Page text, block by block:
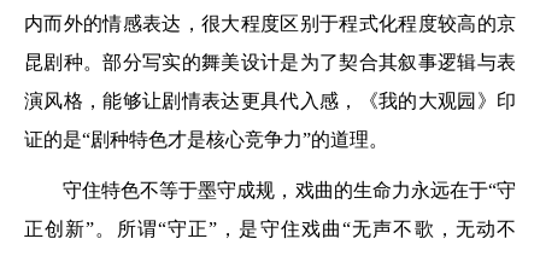
内而外的情感表达，很大程度区别于程式化程度较高的京
昆剧种。部分写实的舞美设计是为了契合其叙事逻辑与表
演风格，能够让剧情表达更具代入感，《我的大观园》印
证的是“剧种特色才是核心竞争力”的道理。
守住特色不等于墨守成规，戏曲的生命力永远在于“守
正创新”。所谓“守正”，是守住戏曲“无声不歌，无动不